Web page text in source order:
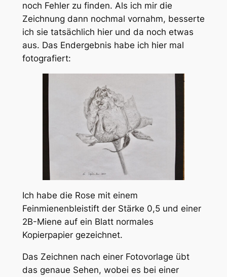
noch Fehler zu finden. Als ich mir die
Zeichnung dann nochmal vornahm, besserte
ich sie tatsächlich hier und da noch etwas
aus. Das Endergebnis habe ich hier mal
fotografiert:
Ich habe die Rose mit einem
Feinmienenbleistift der Stärke 0,5 und einer
2B-Miene auf ein Blatt normales
Kopierpapier gezeichnet.
Das Zeichnen nach einer Fotovorlage übt
das genaue Sehen, wobei es bei einer